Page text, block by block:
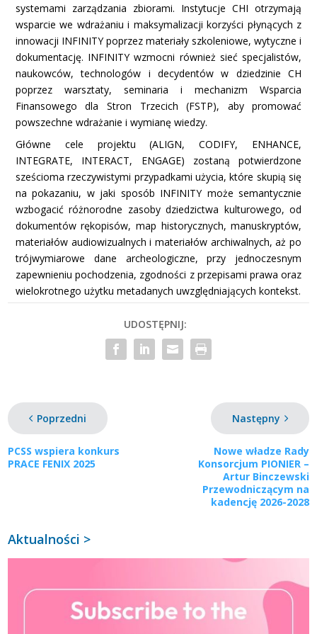
systemami zarządzania zbiorami. Instytucje CHI otrzymają
wsparcie we wdrażaniu i maksymalizacji korzyści płynących z
innowacji INFINITY poprzez materiały szkoleniowe, wytyczne i
dokumentację. INFINITY wzmocni również sieć specjalistów,
naukowców, technologów i decydentów w dziedzinie CH
poprzez warsztaty, seminaria i mechanizm Wsparcia
Finansowego dla Stron Trzecich (FSTP), aby promować
powszechne wdrażanie i wymianę wiedzy.
Główne cele projektu (ALIGN, CODIFY, ENHANCE,
INTEGRATE, INTERACT, ENGAGE) zostaną potwierdzone
sześcioma rzeczywistymi przypadkami użycia, które skupią się
na pokazaniu, w jaki sposób INFINITY może semantycznie
wzbogacić różnorodne zasoby dziedzictwa kulturowego, od
dokumentów rękopisów, map historycznych, manuskryptów,
materiałów audiowizualnych i materiałów archiwalnych, aż po
trójwymiarowe dane archeologiczne, przy jednoczesnym
zapewnieniu pochodzenia, zgodności z przepisami prawa oraz
wielokrotnego użytku metadanych uwzględniających kontekst.
UDOSTĘPNIJ:
Poprzedni
PCSS wspiera konkurs
PRACE FENIX 2025
Następny
Nowe władze Rady
Konsorcjum PIONIER –
Artur Binczewski
Przewodniczącym na
kadencję 2026-2028
Aktualności >